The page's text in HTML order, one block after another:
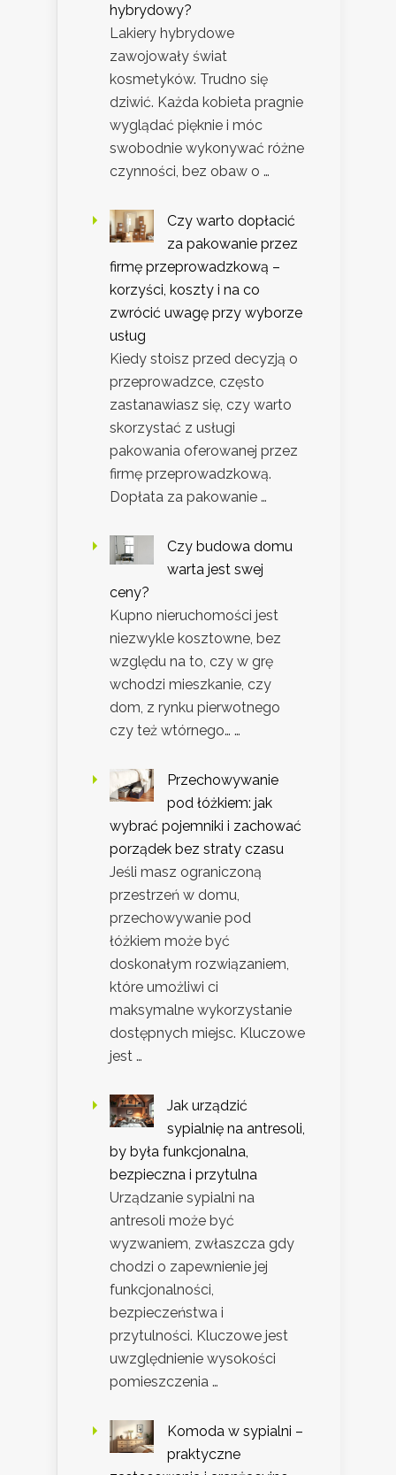
hybrydowy?
Lakiery hybrydowe
zawojowały świat
kosmetyków. Trudno się
dziwić. Każda kobieta pragnie
wyglądać pięknie i móc
swobodnie wykonywać różne
czynności, bez obaw o …
Czy warto dopłacić
za pakowanie przez
firmę przeprowadzkową –
korzyści, koszty i na co
zwrócić uwagę przy wyborze
usług
Kiedy stoisz przed decyzją o
przeprowadzce, często
zastanawiasz się, czy warto
skorzystać z usługi
pakowania oferowanej przez
firmę przeprowadzkową.
Dopłata za pakowanie …
Czy budowa domu
warta jest swej
ceny?
Kupno nieruchomości jest
niezwykle kosztowne, bez
względu na to, czy w grę
wchodzi mieszkanie, czy
dom, z rynku pierwotnego
czy też wtórnego… …
Przechowywanie
pod łóżkiem: jak
wybrać pojemniki i zachować
porządek bez straty czasu
Jeśli masz ograniczoną
przestrzeń w domu,
przechowywanie pod
łóżkiem może być
doskonałym rozwiązaniem,
które umożliwi ci
maksymalne wykorzystanie
dostępnych miejsc. Kluczowe
jest …
Jak urządzić
sypialnię na antresoli,
by była funkcjonalna,
bezpieczna i przytulna
Urządzanie sypialni na
antresoli może być
wyzwaniem, zwłaszcza gdy
chodzi o zapewnienie jej
funkcjonalności,
bezpieczeństwa i
przytulności. Kluczowe jest
uwzględnienie wysokości
pomieszczenia …
Komoda w sypialni –
praktyczne